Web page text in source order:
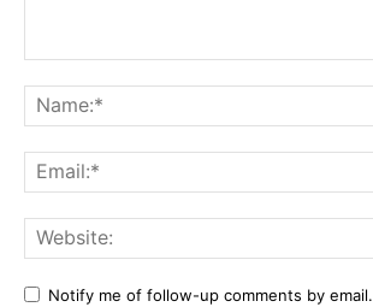
Notify me of follow-up comments by email.